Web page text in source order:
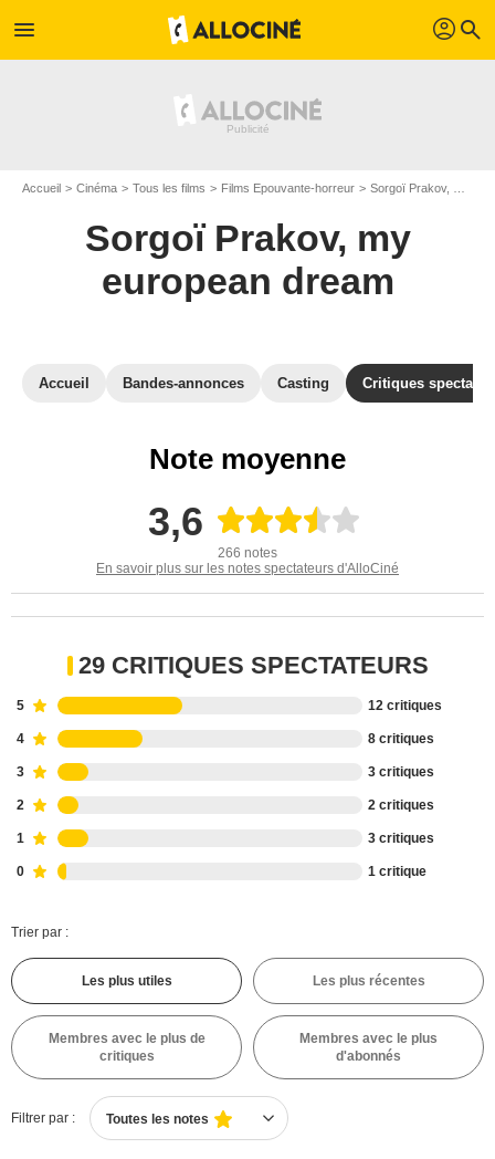
menu profil search
Accueil Cinéma Tous les films Films Epouvante-horreur Sorgoï Prakov, my european dream
Sorgoï Prakov, my
european dream
Accueil Bandes-annonces Casting Critiques
Note moyenne
3,6
266 notes
En savoir plus sur les notes spectateurs d'AlloCiné
29 CRITIQUES SPECTATEURS
5 12 critiques
4 8 critiques
3 3 critiques
2 2 critiques
1 3 critiques
0 1 critique
Trier par :
Les plus utiles Les plus récentes
Membres avec le plus de
critiques
Membres avec le plus
d'abonnés
Filtrer par : Toutes les notes